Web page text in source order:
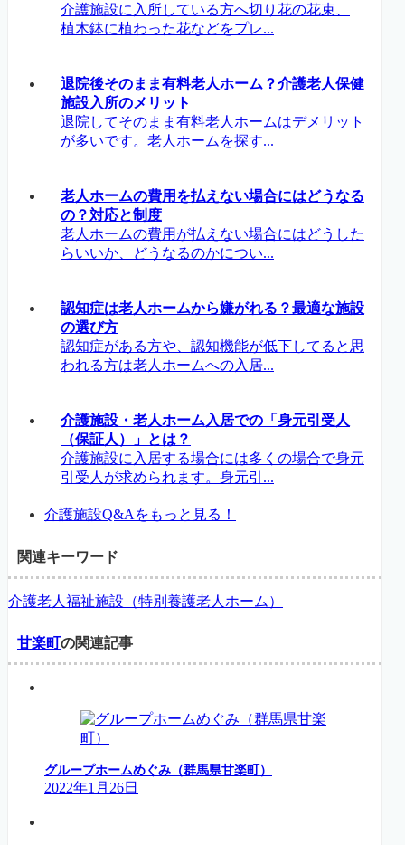
介護施設に入所している方へ切り花の花束、
植木鉢に植わった花などをプレ...
退院後そのまま有料老人ホーム？介護老人保健
施設入所のメリット
退院してそのまま有料老人ホームはデメリット
が多いです。老人ホームを探す...
老人ホームの費用を払えない場合にはどうなる
の？対応と制度
老人ホームの費用が払えない場合にはどうした
らいいか、どうなるのかについ...
認知症は老人ホームから嫌がれる？最適な施設
の選び方
認知症がある方や、認知機能が低下してると思
われる方は老人ホームへの入居...
介護施設・老人ホーム入居での「身元引受人
（保証人）」とは？
介護施設に入居する場合には多くの場合で身元
引受人が求められます。身元引...
介護施設Q&Aをもっと見る！
関連キーワード
介護老人福祉施設（特別養護老人ホーム）
甘楽町の関連記事
グループホームめぐみ（群馬県甘楽町）
2022年1月26日